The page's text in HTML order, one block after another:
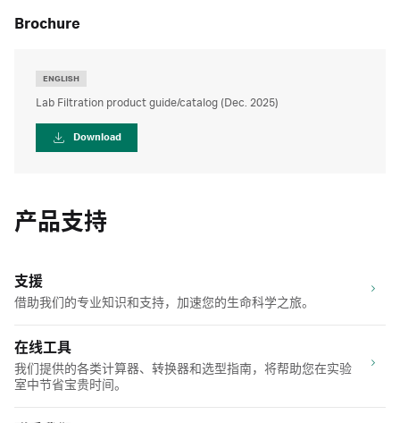
brochure
ENGLISH
Lab Filtration product guide/catalog (Dec. 2025)
Download
产品支持
支援
借助我们的专业知识和支持，加速您的生命科学之旅。
在线工具
我们提供的各类计算器、转换器和选型指南，将帮助您在实验
室中节省宝贵时间。